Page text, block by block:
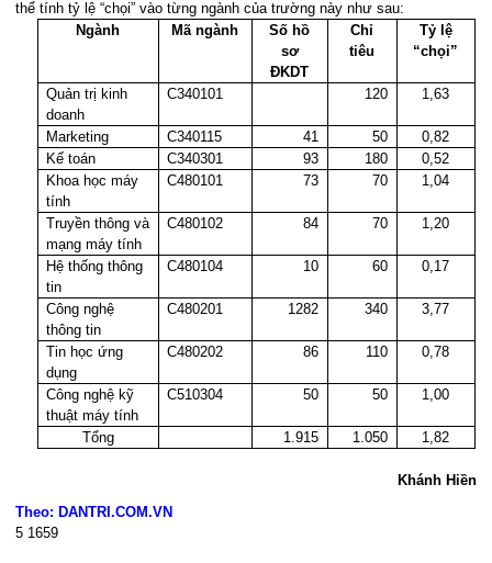
thể tính tỷ lệ “chọi” vào từng ngành của trường này như sau:
Ngành
Mã ngành
Số hồ
sơ
ĐKDT
Chỉ
tiêu
Tỷ lệ
“chọi”
Quản trị kinh
doanh
C340101 120 1,63
Marketing C340115 41 50
0,82
Kế toán
C340301 93 180
0,52
Khoa học máy
tính
C480101 73 70 1,04
Truyền thông và
mạng máy tính
C480102 84 70 1,20
Hệ thống thông
tin
C480104 10 60 0,17
Công nghệ
thông tin
C480201 1282 340 3,77
Tin học ứng
dụng
C480202 86 110 0,78
Công nghệ kỹ
thuật máy tính
C510304 50 50 1,00
Tổng 1.915 1.050 1,82
Khánh Hiền
Theo: DANTRI.COM.VN
5 1659